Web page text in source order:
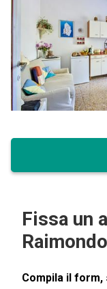
Fissa un
Raimondo
Compila il